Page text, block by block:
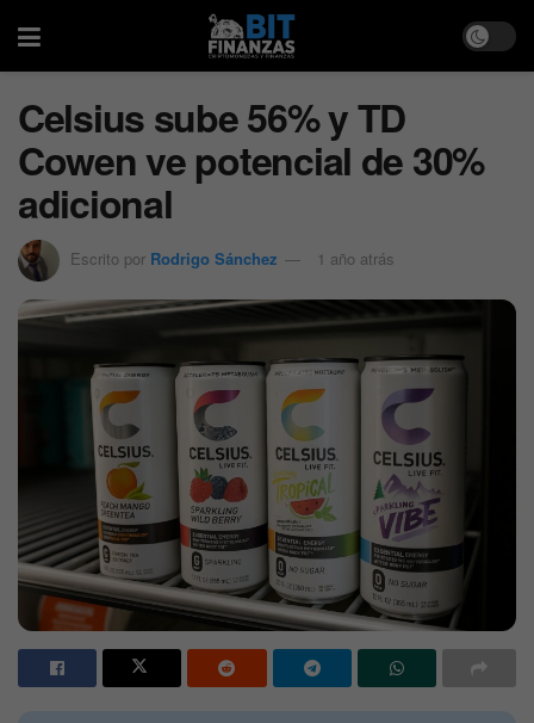
Celsius sube 56% y TD
Cowen ve potencial de 30%
adicional
Escrito por Rodrigo Sánchez 1 año atrás